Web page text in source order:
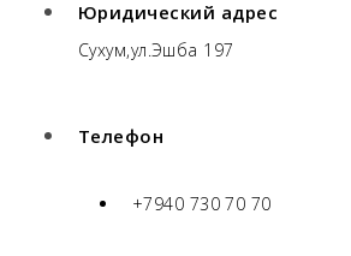
Юридический адрес
Сухум,ул.Эшба 197
Телефон
+7940 730 70 70